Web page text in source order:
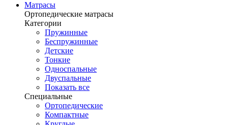
Матрасы
Ортопедические матрасы
Категории
Пружинные
Беспружинные
Детские
Тонкие
Односпальные
Двуспальные
Показать все
Специальные
Ортопедические
Компактные